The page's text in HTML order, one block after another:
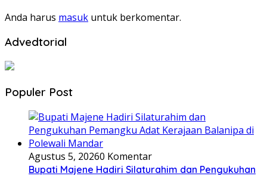
Anda harus masuk untuk berkomentar.
Advedtorial
Populer Post
Agustus 5, 20260 Komentar
Bupati Majene Hadiri Silaturahim dan Pengukuhan